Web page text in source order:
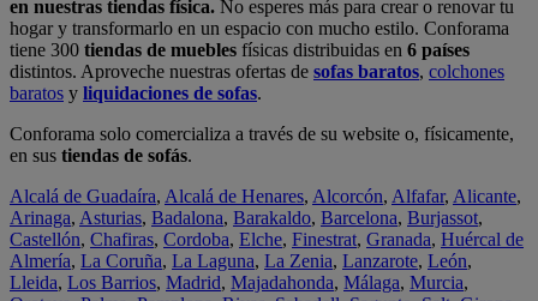
en nuestras tiendas física. No esperes más para crear o renovar tu
hogar y transformarlo en un espacio con mucho estilo. Conforama
tiene 300 tiendas de muebles físicas distribuidas en 6 países
distintos. Aproveche nuestras ofertas de sofas baratos, colchones
baratos y liquidaciones de sofas.
Conforama solo comercializa a través de su website o, físicamente,
en sus tiendas de sofás.
Alcalá de Guadaíra, Alcalá de Henares, Alcorcón, Alfafar, Alicante,
Arinaga, Asturias, Badalona, Barakaldo, Barcelona, Burjassot,
Castellón, Chafiras, Cordoba, Elche, Finestrat, Granada, Huércal de
Almería, La Coruña, La Laguna, La Zenia, Lanzarote, León,
Lleida, Los Barrios, Madrid, Majadahonda, Málaga, Murcia,